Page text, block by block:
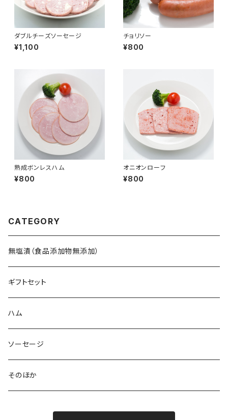
ダブルチーズソーセージ
¥1,100
チョリソー
¥800
熟成ボンレスハム
¥800
オニオンローフ
¥800
CATEGORY
無塩漬（食品添加物無添加）
ギフトセット
ハム
ソーセージ
そのほか